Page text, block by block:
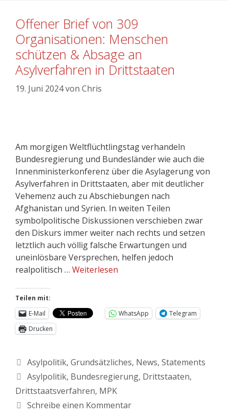
Offener Brief von 309
Organisationen: Menschen
schützen & Absage an
Asylverfahren in Drittstaaten
19. Juni 2024von Chris
Am morgigen Weltflüchtlingstag verhandeln
Bundesregierung und Bundesländer wie auch die
Innenministerkonferenz über die Asylagerung von
Asylverfahren in Drittstaaten, aber mit deutlicher
Vehemenz auch zu Abschiebungen nach
Afghanistan und Syrien. In weiten Teilen
symbolpolitische Diskussionen verschieben zwar
den Diskurs immer weiter nach rechts und setzen
letztlich auch völlig falsche Erwartungen und
uneinlösbare Versprechen, helfen jedoch
realpolitisch … Weiterlesen
Teilen mit:
E-Mail
WhatsApp
Telegram
Drucken
Asylpolitik, Grundsätzliches, News, Statements
Asylpolitik, Bundesregierung, Drittstaaten,
Drittstaatsverfahren, MPK
Schreibe einen Kommentar